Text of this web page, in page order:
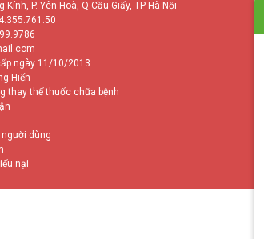
P. Yên Hoà, Q.Cầu Giấy, TP Hà Nội
ngày 11/10/2013.
Hiển
thay thế thuốc chữa bệnh
dùng
nại